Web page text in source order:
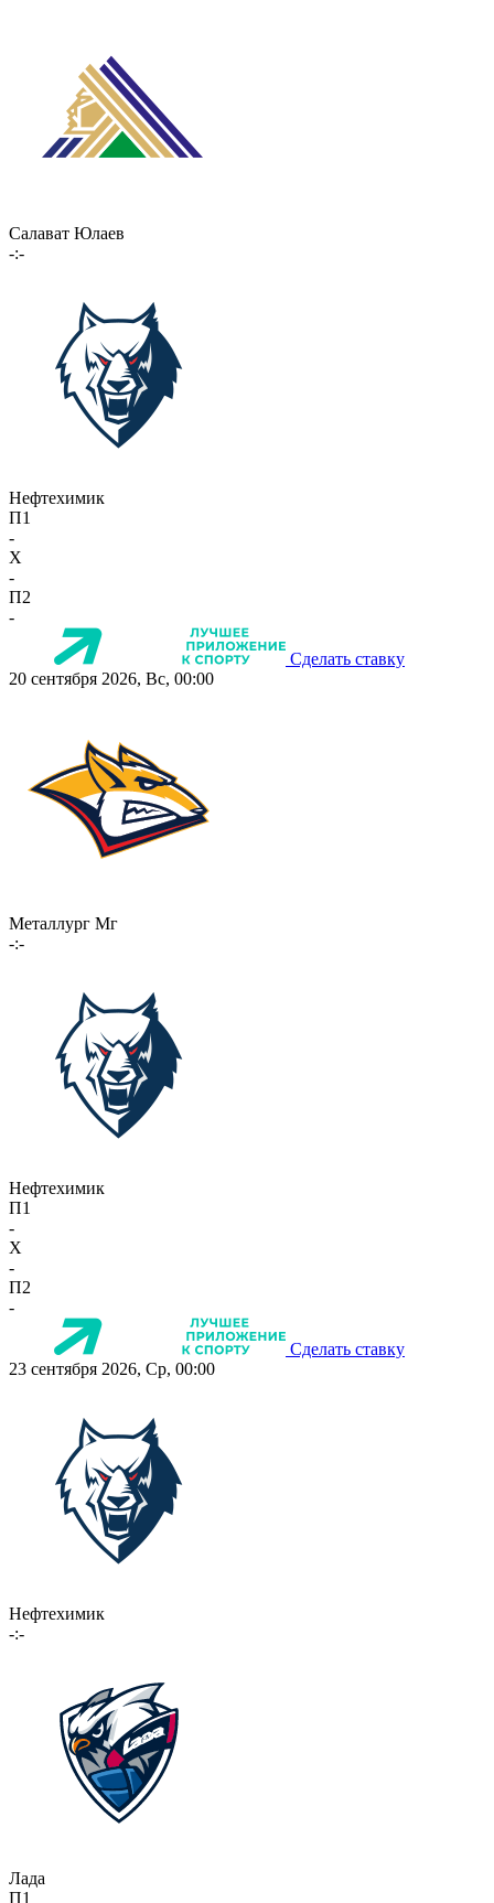
Салават Юлаев
-:-
Нефтехимик
П1
-
X
-
П2
-
Сделать ставку
20 сентября 2026, Вс, 00:00
Металлург Мг
-:-
Нефтехимик
П1
-
X
-
П2
-
Сделать ставку
23 сентября 2026, Ср, 00:00
Нефтехимик
-:-
Лада
П1